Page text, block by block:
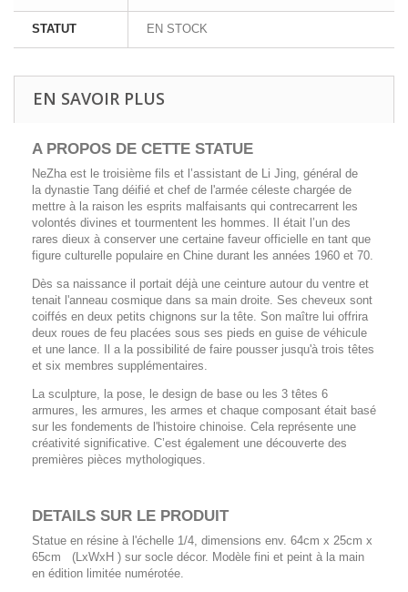
STATUT EN STOCK
EN SAVOIR PLUS
A PROPOS DE CETTE STATUE
NeZha est le troisième fils et l’assistant de Li Jing, général de
la dynastie Tang déifié et chef de l'armée céleste chargée de
mettre à la raison les esprits malfaisants qui contrecarrent les
volontés divines et tourmentent les hommes. Il était l’un des
rares dieux à conserver une certaine faveur officielle en tant que
figure culturelle populaire en Chine durant les années 1960 et 70.
Dès sa naissance il portait déjà une ceinture autour du ventre et
tenait l'anneau cosmique dans sa main droite. Ses cheveux sont
coiffés en deux petits chignons sur la tête. Son maître lui offrira
deux roues de feu placées sous ses pieds en guise de véhicule
et une lance. Il a la possibilité de faire pousser jusqu'à trois têtes
et six membres supplémentaires.
La sculpture, la pose, le design de base ou les 3 têtes 6
armures, les armures, les armes et chaque composant était basé
sur les fondements de l'histoire chinoise. Cela représente une
créativité significative. C’est également une découverte des
premières pièces mythologiques.
DETAILS SUR LE PRODUIT
Statue en résine à l'échelle 1/4, dimensions env. 64cm x 25cm x
65cm (LxWxH ) sur socle décor. Modèle fini et peint à la main
en édition limitée numérotée.